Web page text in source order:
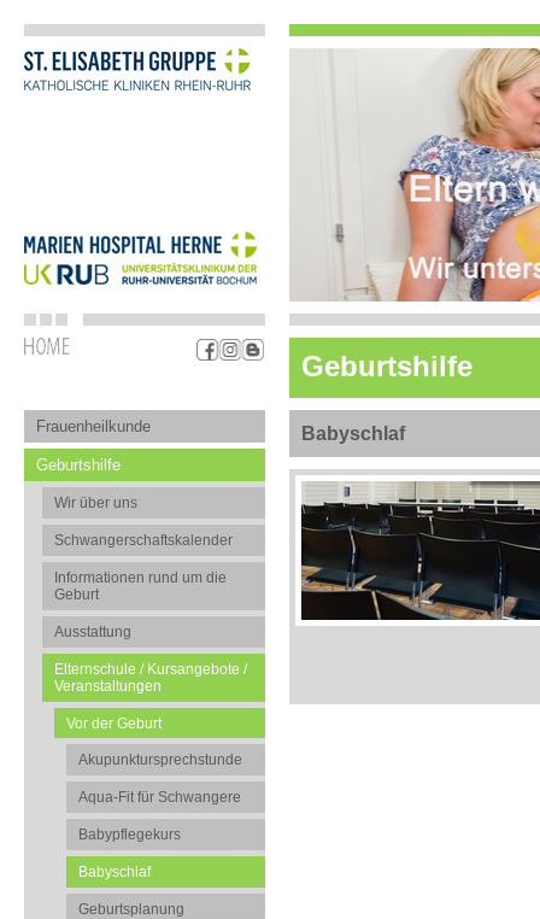
Geburtshilfe
Frauenheilkunde
Geburtshilfe
Wir über uns
Schwangerschaftskalender
Informationen rund um die
Geburt
Ausstattung
Elternschule / Kursangebote /
Veranstaltungen
Vor der Geburt
Akupunktursprechstunde
Aqua-Fit für Schwangere
Babypflegekurs
Babyschlaf
Geburtsplanung
Babyschlaf